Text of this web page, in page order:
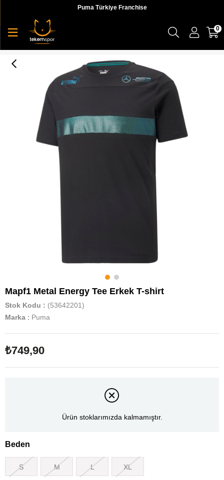
Puma Türkiye Franchise
0
Mapf1 Metal Energy Tee Erkek T-shirt
Stok Kodu
(53642201)
Marka : Puma
₺749,90
Ürün stoklarımızda kalmamıştır.
Beden
S M L XL